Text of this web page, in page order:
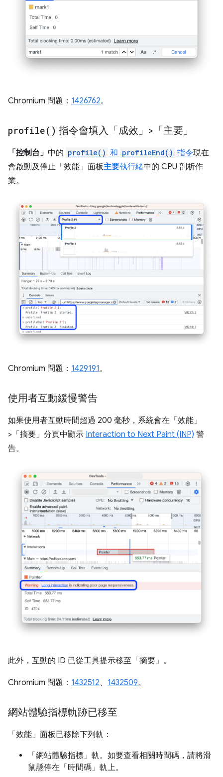
Chromium 問題： 1426762。
profile( ) 指令會填入「成效」>「主要」
「控制台」 中的 profile() 和 profileEnd() 指令現在
會啟動及停止「效能」面板主要執行緒中的 CPU 剖析作
業。
Chromium 問題： 1429191。
使用者互動緩慢警告
如果使用者互動時間超過 200 毫秒，系統會在「效能」
>「摘要」分頁中顯示 Interaction to Next Paint (INP) 警
告。
此外，互動的 ID 已從工具提示移至「摘要」 。
Chromium 問題： 1432512、 1432509。
網站體驗指標軌跡已移至
「效能」 面板已移除下列軌：
「網站體驗指標」 軌。如要查看相關時間碼，請將滑
鼠懸停在「時間碼」 軌上。